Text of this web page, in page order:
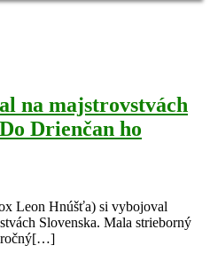
na majstrovstvách
Drienčan ho
Leon Hnúšťa) si vybojoval
Slovenska. Mala strieborný